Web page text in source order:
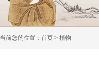
当前您的位置： 首页 > 植物